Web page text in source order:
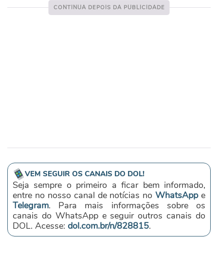
VEM SEGUIR OS CANAIS DO DOL!
Seja sempre o primeiro a ficar bem informado,
entre no nosso canal de notícias noWhatsAppe
Telegram. Para mais informações sobre os
canais do WhatsApp e seguir outros canais do
DOL. Acesse: dol.com.br/n/828815.